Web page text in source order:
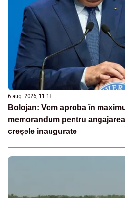
6 aug. 2026, 11:18
Bolojan: Vom aproba în
memorandum pentru
creșele inaugurate